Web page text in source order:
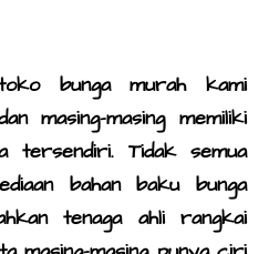
bunga murahkami
masing-masing memiliki
tersendiri. Tidak semua
bahan baku bunga
tenaga ahli rangkai